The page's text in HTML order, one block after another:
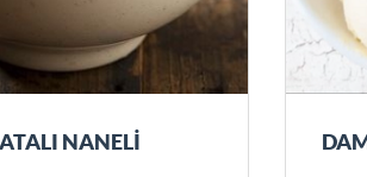
NANELİ